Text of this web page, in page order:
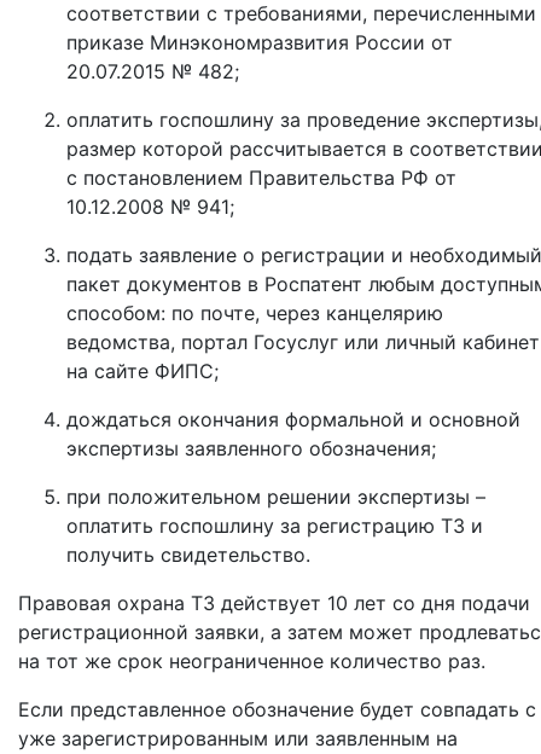
соответствии с требованиями, перечисленными
приказе Минэкономразвития России от
20.07.2015 № 482;
оплатить госпошлину за проведение
размер которой рассчитывается в
с постановлением Правительства РФ от
10.12.2008 № 941;
подать заявление о регистрации и необходимый
пакет документов в Роспатент любым
способом: по почте, через канцелярию
ведомства, портал Госуслуг или личный кабинет
на сайте ФИПС;
дождаться окончания формальной и основной
экспертизы заявленного обозначения;
при положительном решении экспертизы –
оплатить госпошлину за регистрацию ТЗ и
получить свидетельство.
Правовая охрана ТЗ действует 10 лет со дня подачи
регистрационной заявки, а затем может
на тот же срок неограниченное количество раз.
Если представленное обозначение будет совпадать с
уже зарегистрированным или заявленным на